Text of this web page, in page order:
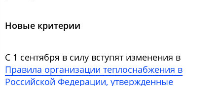
Новые критерии
С 1 сентября в силу вступят изменения в
Правила организации теплоснабжения в
Российской Федерации, утвержденные